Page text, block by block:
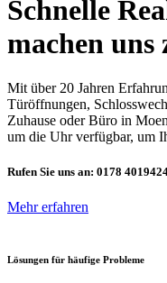
Schnelle
machen uns
Mit über 20 Jahren
Türöffnungen,
Zuhause oder Büro in
um die Uhr verfügbar, um
Rufen Sie uns an: 0178
Mehr erfahren
Lösungen für häufige Probleme